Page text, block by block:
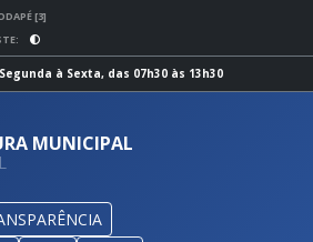
[3]
Segunda à Sexta, das 07h30 às 13h30
MUNICIPAL